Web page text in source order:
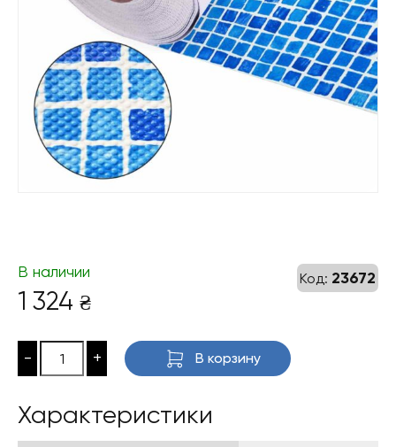
Код: 23672
В наличии
1 324 ₴
- + В корзину
Характеристики